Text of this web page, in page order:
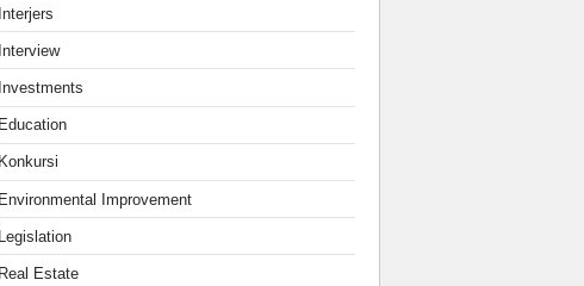
Interjers
Interview
Investments
Education
Konkursi
Environmental Improvement
Legislation
Real Estate